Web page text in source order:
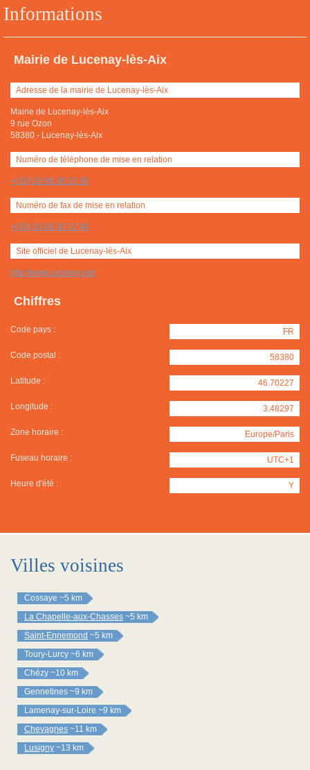
Informations
Mairie de Lucenay-lès-Aix
Adresse de la mairie de Lucenay-lès-Aix
Mairie de Lucenay-lès-Aix
9 rue Ozon
58380 - Lucenay-lès-Aix
Numéro de téléphone de mise en relation
+(33) 03 86 30 51 95
Numéro de fax de mise en relation
+(33) 03 86 30 52 99
Site officiel de Lucenay-lès-Aix
http://www.lucenay.net/
Chiffres
Code pays : FR
Code postal : 58380
Latitude : 46.70227
Longitude : 3.48297
Zone horaire : Europe/Paris
Fuseau horaire : UTC+1
Heure d'été : Y
Villes voisines
Cossaye ~5 km
La Chapelle-aux-Chasses ~5 km
Saint-Ennemond ~5 km
Toury-Lurcy ~6 km
Chézy ~10 km
Gennetines ~9 km
Lamenay-sur-Loire ~9 km
Chevagnes ~11 km
Lusigny ~13 km